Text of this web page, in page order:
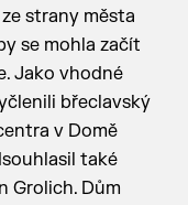
strany města
se mohla začít
Jako vhodné
břeclavský
v Domě
také
Grolich. Dům